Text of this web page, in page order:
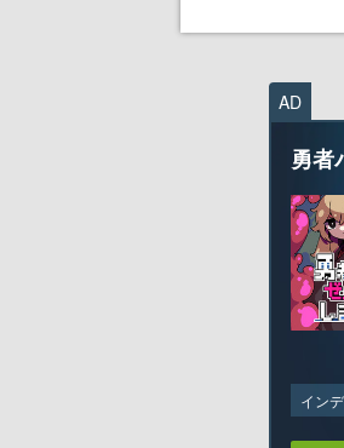
購入しても定価
AD
勇者
イン